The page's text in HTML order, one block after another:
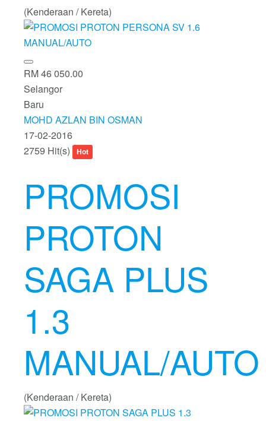
(Kenderaan / Kereta)
RM 46 050.00
Selangor
Baru
MOHD AZLAN BIN OSMAN
17-02-2016
2759 Hit(s)
Hot
PROMOSI
PROTON
SAGA PLUS
1.3
MANUAL/AUTO
(Kenderaan / Kereta)